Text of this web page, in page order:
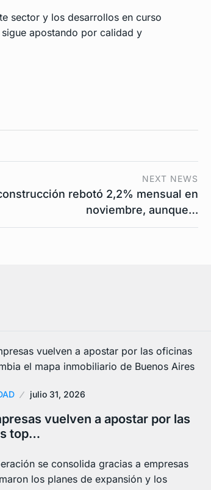
sector y los desarrollos en curso
apostando por calidad y
NEXT NEWS
rebotó 2,2% mensual en
noviembre, aunque…
julio 31, 2026
vuelven a apostar por las
top…
se consolida gracias a empresas
los planes de expansión y los